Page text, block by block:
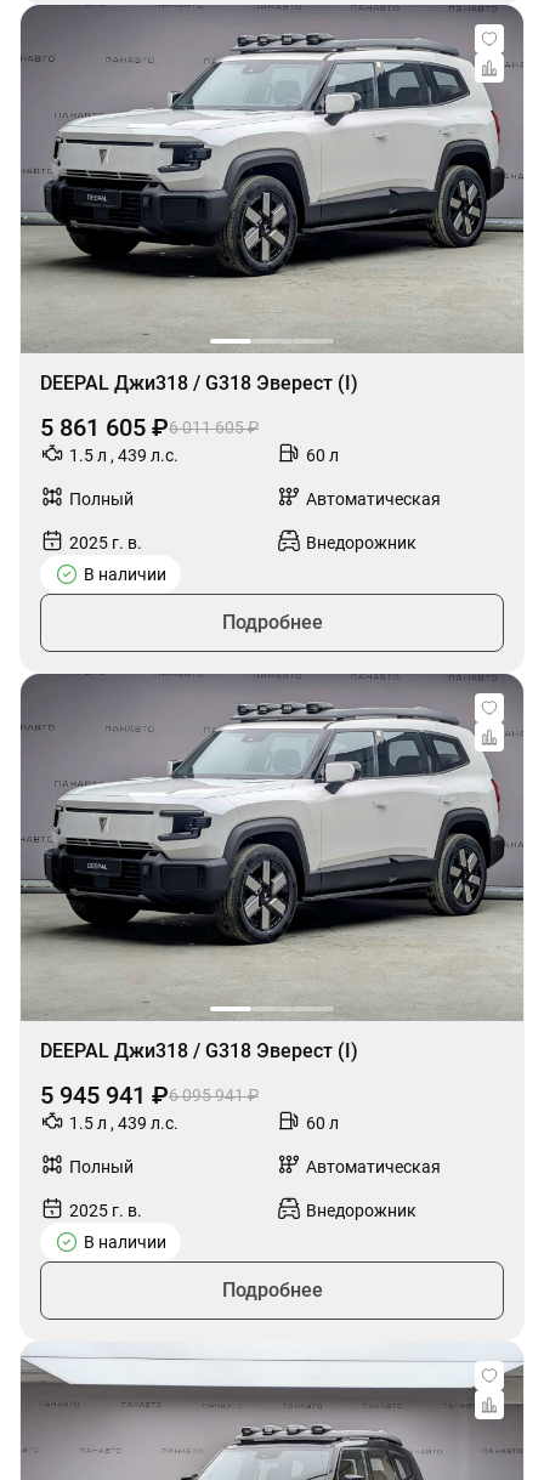
DEEPAL Джи318 / G318 Эверест (I)
5 861 605 ₽6 011 605 ₽
1.5 л , 439 л.с.
60 л
Полный Автоматическая
2025 г. в.
Внедорожник
В наличии
Подробнее
DEEPAL Джи318 / G318 Эверест (I)
5 945 941 ₽6 095 941 ₽
1.5 л , 439 л.с.
60 л
Полный Автоматическая
2025 г. в.
Внедорожник
В наличии
Подробнее